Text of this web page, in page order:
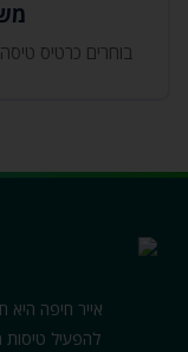
בוחרים כרטיס
אייר חיפה
להפעיל טיסות